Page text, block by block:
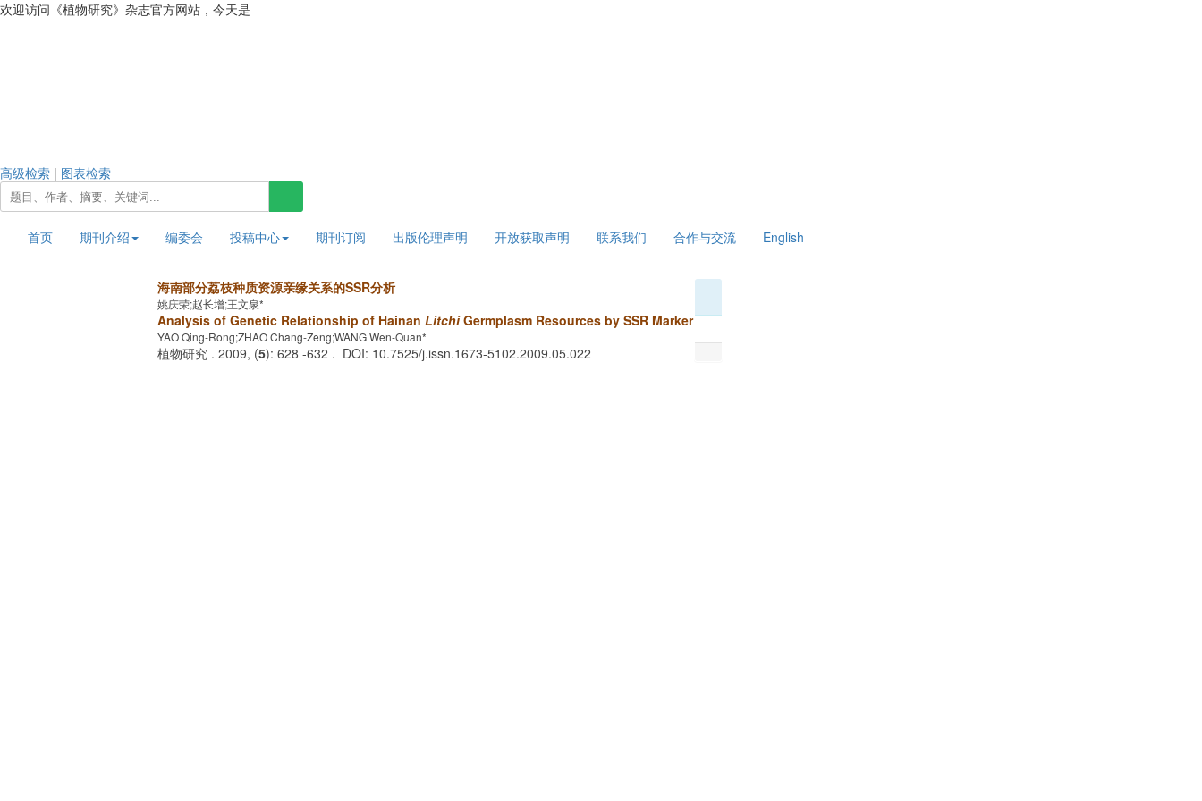
欢迎访问《植物研究》杂志官方网站，今天是
高级检索 | 图表检索
首页 期刊介绍 编委会 投稿中心 期刊订阅 出版伦理声明 开放获取声明 联系我们 合作与交流 English
海南部分荔枝种质资源亲缘关系的SSR分析
姚庆荣;赵长增;王文泉*
Analysis of Genetic Relationship of Hainan LitchiGermplasm Resources by SSR Marker
YAO Qing-Rong;ZHAO Chang-Zeng;WANG Wen-Quan*
植物研究 . 2009, (5): 628 -632 . DOI: 10.7525/j.issn.1673-5102.2009.05.022